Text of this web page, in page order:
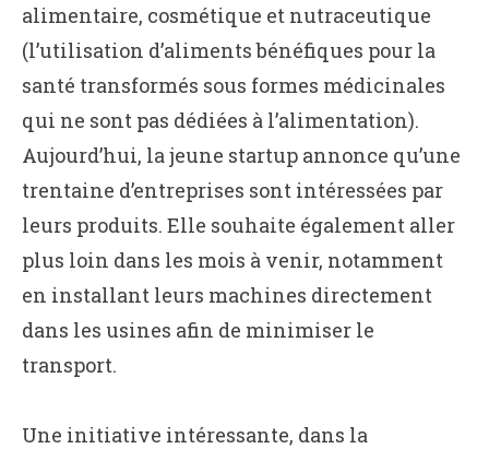
alimentaire, cosmétique et nutraceutique
(l’utilisation d’aliments bénéfiques pour la
santé transformés sous formes médicinales
qui ne sont pas dédiées à l’alimentation).
Aujourd’hui, la jeune startup annonce qu’une
trentaine d’entreprises sont intéressées par
leurs produits. Elle souhaite également aller
plus loin dans les mois à venir, notamment
en installant leurs machines directement
dans les usines afin de minimiser le
transport.
Une initiative intéressante, dans la